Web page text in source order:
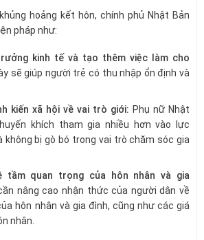
hoảng kết hôn, chính phủ Nhật Bản
pháp như:
kinh tế và tạo thêm việc làm cho
sẽ giúp người trẻ có thu nhập ổn định và
kiến xã hội về vai trò giới: Phụ nữ Nhật
khích tham gia nhiều hơn vào lực
không bị gò bó trong vai trò chăm sóc gia
tầm quan trọng của hôn nhân và gia
nâng cao nhận thức của người dân về
hôn nhân và gia đình, cũng như các giá
nhân.